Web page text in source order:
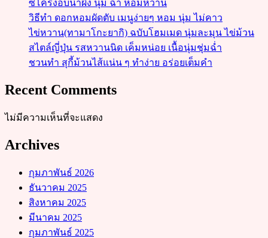
ซี่โครงอบน้ำผึ้ง นุ่ม ฉ่ำ หอมหวาน
วิธีทำ ดอกหอมผัดตับ เมนูง่ายๆ หอม นุ่ม ไม่คาว
ไข่หวาน(ทามาโกะยากิ) ฉบับโฮมเมด นุ่มละมุน ไข่ม้วน
สไตล์ญี่ปุ่น รสหวานนิด เค็มหน่อย เนื้อนุ่มชุ่มฉ่ำ
ชวนทำ สุกี้ม้วนไส้แน่น ๆ ทำง่าย อร่อยเต็มคำ
Recent Comments
ไม่มีความเห็นที่จะแสดง
Archives
กุมภาพันธ์ 2026
ธันวาคม 2025
สิงหาคม 2025
มีนาคม 2025
กุมภาพันธ์ 2025